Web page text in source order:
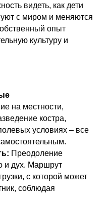
видеть, как дети
с миром и меняются
опыт
культуру и
на местности,
костра,
условиях – все
Преодоление
и дух. Маршрут
с которой может
соблюдая